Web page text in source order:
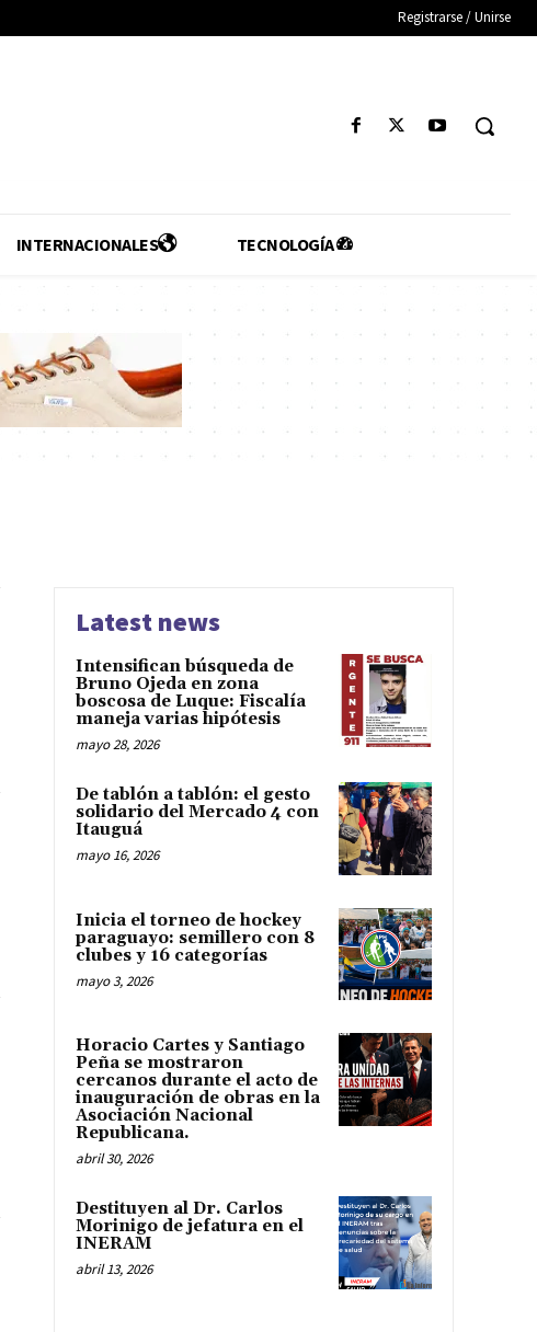
Registrarse / Unirse
INTERNACIONALES TECNOLOGÍA
Latest news
Intensifican búsqueda de
Bruno Ojeda en zona
boscosa de Luque: Fiscalía
maneja varias hipótesis
mayo 28, 2026
De tablón a tablón: el gesto
solidario del Mercado 4 con
Itauguá
mayo 16, 2026
Inicia el torneo de hockey
paraguayo: semillero con 8
clubes y 16 categorías
mayo 3, 2026
Horacio Cartes y Santiago
Peña se mostraron
cercanos durante el acto de
inauguración de obras en la
Asociación Nacional
Republicana.
abril 30, 2026
Destituyen al Dr. Carlos
Morinigo de jefatura en el
INERAM
abril 13, 2026